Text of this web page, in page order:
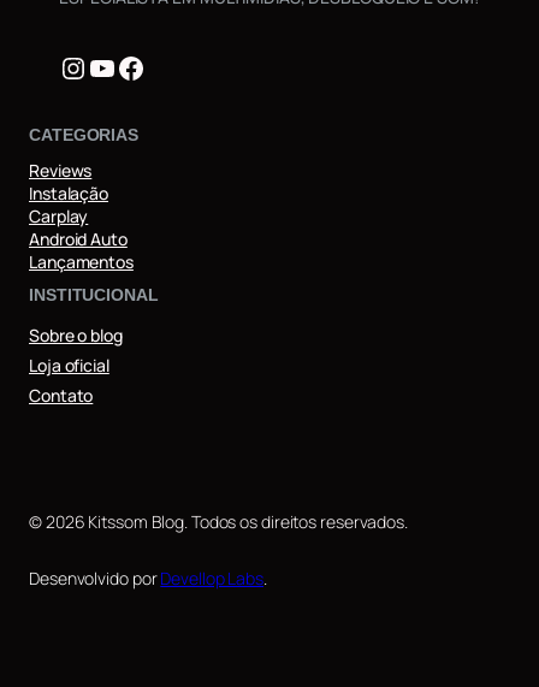
Instagram
Youtube
Facebook
CATEGORIAS
Reviews
Instalação
Carplay
Android Auto
Lançamentos
INSTITUCIONAL
Sobre o blog
Loja oficial
Contato
© 2026 Kitssom Blog. Todos os direitos reservados.
Desenvolvido porDevellop Labs